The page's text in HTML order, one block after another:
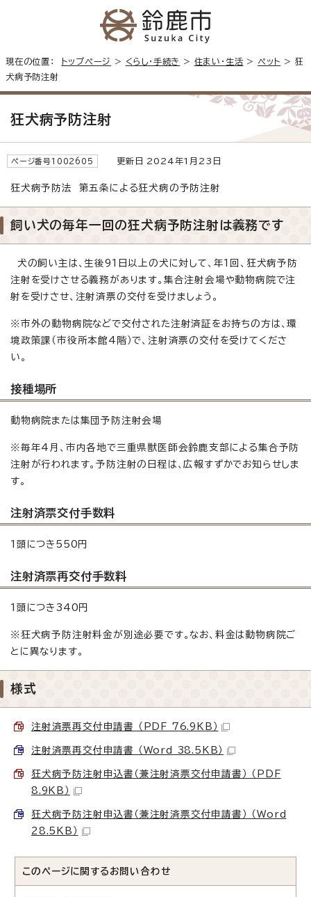
現在の位置： トップページ > くらし・手続き > 住まい・生活 > ペット > 狂
犬病予防注射
狂犬病予防注射
ページ番号1002605 更新日 2024年1月23日
狂犬病予防法 第五条による狂犬病の予防注射
飼い犬の毎年一回の狂犬病予防注射は義務です
犬の飼い主は、生後91日以上の犬に対して、年1回、狂犬病予防
注射を受けさせる義務があります。集合注射会場や動物病院で注
射を受けさせ、注射済票の交付を受けましょう。
※市外の動物病院などで交付された注射済証をお持ちの方は、環
境政策課（市役所本館4階）で、注射済票の交付を受けてくださ
い。
接種場所
動物病院または集団予防注射会場
※毎年4月、市内各地で三重県獣医師会鈴鹿支部による集合予防
注射が行われます。予防注射の日程は、広報すずかでお知らせしま
す。
注射済票交付手数料
1頭につき550円
注射済票再交付手数料
1頭につき340円
※狂犬病予防注射料金が別途必要です。なお、料金は動物病院ご
とに異なります。
様式
注射済票再交付申請書 （PDF 76.9KB）
注射済票再交付申請書 （Word 38.5KB）
狂犬病予防注射申込書（兼注射済票交付申請書） （PDF
8.9KB）
狂犬病予防注射申込書（兼注射済票交付申請書） （Word
28.5KB）
このページに関する お問い合わせ